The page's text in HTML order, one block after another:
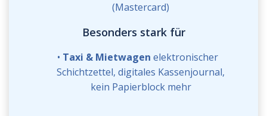
(Mastercard)
Besonders stark für
Taxi & Mietwagen elektronischer
Schichtzettel, digitales Kassenjournal,
kein Papierblock mehr